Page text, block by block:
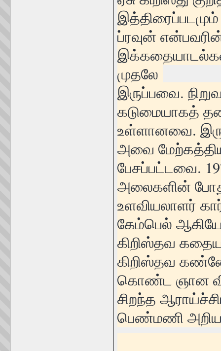
ப்ரவுன்
முதலே
இருப்பவை.
கடுமையாகத்
உள்ளானவை.
அவை மேற்கத்திய
பேசப்பட்டவை.
அலைகளின்
உளவியலாளர்
கேம்பெல்
கிறிஸ்தவ
கிறிஸ்தவ
கொண்ட ஞான
சிறந்த
பெண்மணி